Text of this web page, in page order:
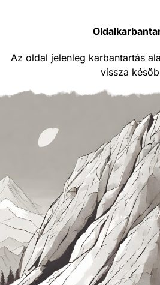
Az oldal jelenleg karbantartás
vissza